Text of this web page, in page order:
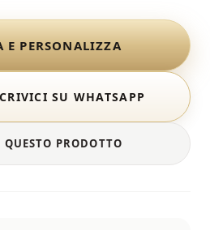
E PERSONALIZZA
SU WHATSAPP
PRODOTTO